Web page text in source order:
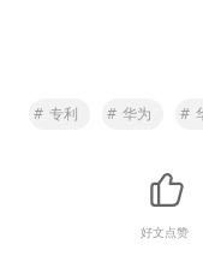
# 专利 # 华为 #
好文点赞